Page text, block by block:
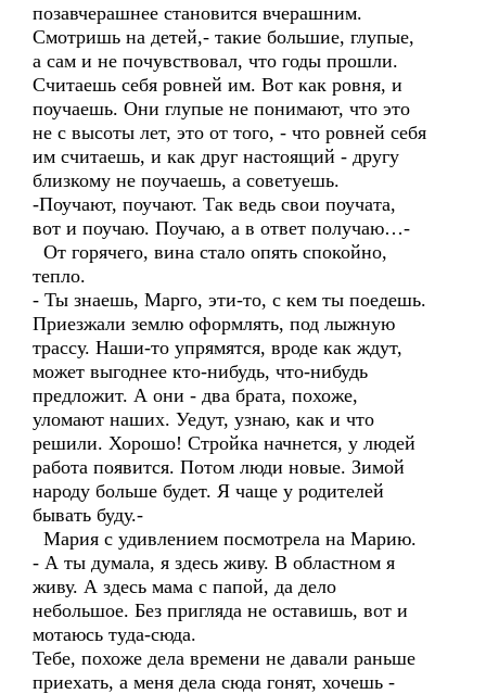
позавчерашнее становится вчерашним.
Смотришь на детей,- такие большие, глупые,
а сам и не почувствовал, что годы прошли.
Считаешь себя ровней им. Вот как ровня, и
поучаешь. Они глупые не понимают, что это
не с высоты лет, это от того, - что ровней себя
им считаешь, и как друг настоящий - другу
близкому не поучаешь, а советуешь.
-Поучают, поучают. Так ведь свои поучата,
вот и поучаю. Поучаю, а в ответ получаю…-
От горячего, вина стало опять спокойно,
тепло.
- Ты знаешь, Марго, эти-то, с кем ты поедешь.
Приезжали землю оформлять, под лыжную
трассу. Наши-то упрямятся, вроде как ждут,
может выгоднее кто-нибудь, что-нибудь
предложит. А они - два брата, похоже,
уломают наших. Уедут, узнаю, как и что
решили. Хорошо! Стройка начнется, у людей
работа появится. Потом люди новые. Зимой
народу больше будет. Я чаще у родителей
бывать буду.-
Мария с удивлением посмотрела на Марию.
- А ты думала, я здесь живу. В областном я
живу. А здесь мама с папой, да дело
небольшое. Без пригляда не оставишь, вот и
мотаюсь туда-сюда.
Тебе, похоже дела времени не давали раньше
приехать, а меня дела сюда гонят, хочешь -